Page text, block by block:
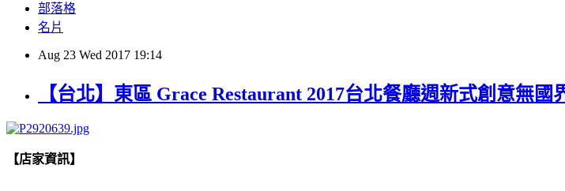
部落格
名片
Aug 23 Wed 2017 19:14
【台北】東區 Grace Restaurant 2017台北餐廳週新式創意無
【店家資訊】